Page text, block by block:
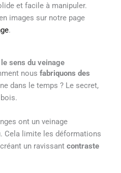
et facile à manipuler.
images sur notre page
.
sens du veinage
nous fabriquons des
dans le temps ? Le secret,
ont un veinage
Cela limite les déformations
un ravissant contraste